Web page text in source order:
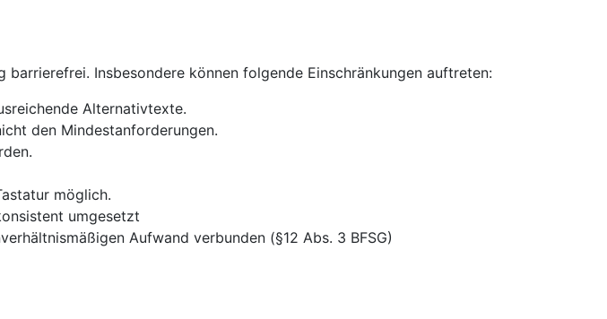
Insbesondere können folgende Einschränkungen auftreten:
Alternativtexte.
den Mindestanforderungen.
möglich.
umgesetzt
Aufwand verbunden (§12 Abs. 3 BFSG)